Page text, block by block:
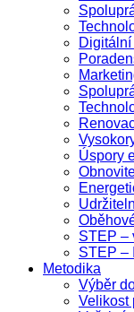
Úspory
STEP –
STEP –
Metodika
Výběr
Velikost